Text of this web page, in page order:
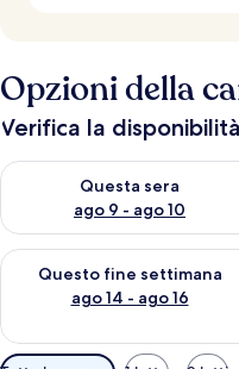
Opzioni della
Verifica la
Questa sera
ago 9 - ago 10
Verifica la disponibilità per
Questo fine settimana
ago 14 - ago 16
Verifica la disponibilità per